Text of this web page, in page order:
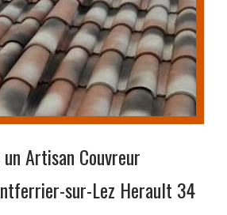
Artisan Couvreur
sur-Lez Herault 34